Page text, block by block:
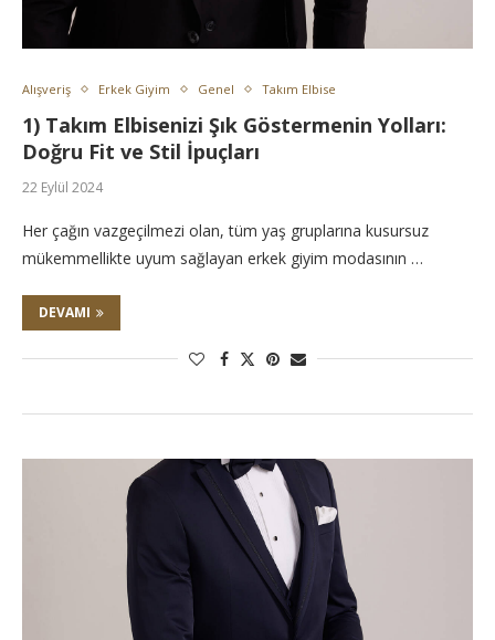
Alışveriş Erkek Giyim Genel Takım Elbise
1) Takım Elbisenizi Şık Göstermenin Yolları:
Doğru Fit ve Stil İpuçları
22 Eylül 2024
Her çağın vazgeçilmezi olan, tüm yaş gruplarına kusursuz
mükemmellikte uyum sağlayan erkek giyim modasının …
DEVAMI